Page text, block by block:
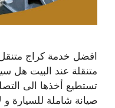
افضل خدمة كراج
متنقلة عند البيت هل
تستطيع أخذها الى
صيانة شاملة للسيارة و